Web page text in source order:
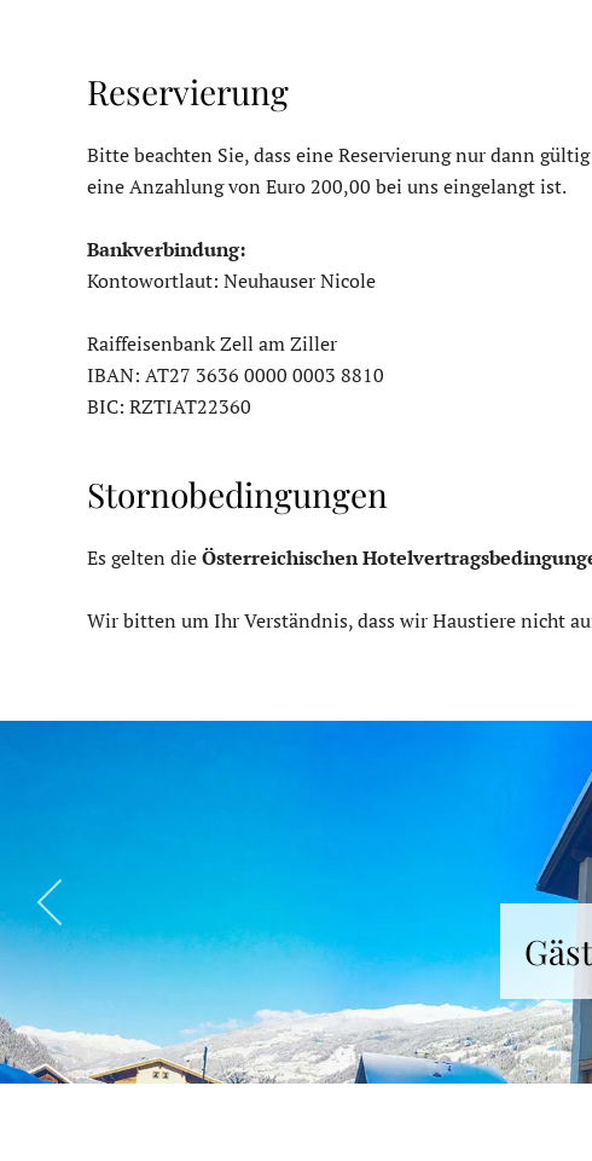
Reservierung
Bitte beachten Sie, dass eine Reservierung nur dann
eine Anzahlung von Euro 200,00 bei uns eingelangt ist.
Bankverbindung:
Kontowortlaut: Neuhauser Nicole
Raiffeisenbank Zell am Ziller
IBAN: AT27 3636 0000 0003 8810
BIC: RZTIAT22360
Stornobedingungen
Es gelten dieÖsterreichischen
Wir bitten um Ihr Verständnis, dass wir Haustiere nicht